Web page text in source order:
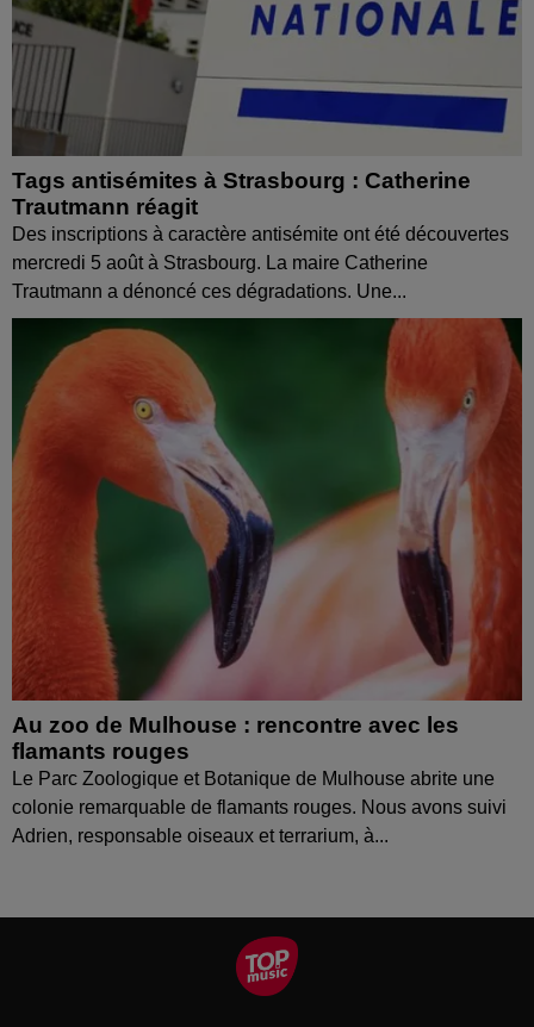
Tags antisémites à Strasbourg : Catherine
Trautmann réagit
Des inscriptions à caractère antisémite ont été découvertes
mercredi 5 août à Strasbourg. La maire Catherine
Trautmann a dénoncé ces dégradations. Une...
Au zoo de Mulhouse : rencontre avec les
flamants rouges
Le Parc Zoologique et Botanique de Mulhouse abrite une
colonie remarquable de flamants rouges. Nous avons suivi
Adrien, responsable oiseaux et terrarium, à...